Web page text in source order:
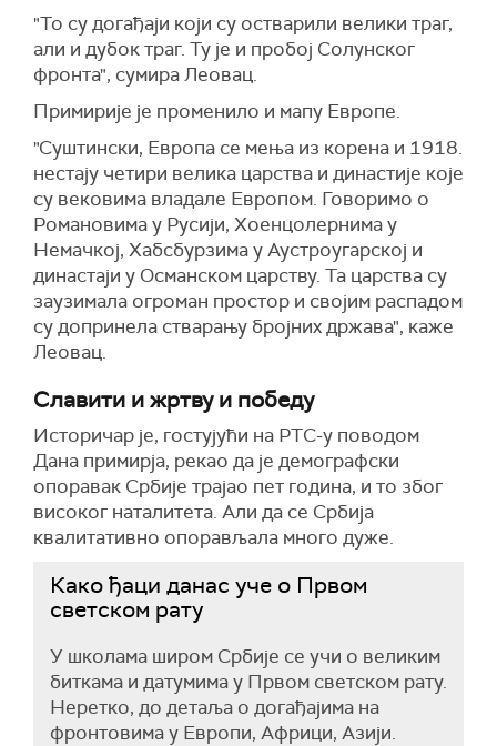
"То су догађаји који су остварили велики траг,
али и дубок траг. Ту је и пробој Солунског
фронта", сумира Леовац.
Примирије је променило и мапу Европе.
"Суштински, Европа се мења из корена и 1918.
нестају четири велика царства и династије које
су вековима владале Европом. Говоримо о
Романовима у Русији, Хоенцолернима у
Немачкој, Хабсбурзима у Аустроугарској и
династаји у Османском царству. Та царства су
заузимала огроман простор и својим распадом
су допринела стварању бројних држава", каже
Леовац.
Славити и жртву и победу
Историчар је, гостујући на РТС-у поводом
Дана примирја, рекао да је демографски
опоравак Србије трајао пет година, и то због
високог наталитета. Али да се Србија
квалитативно опорављала много дуже.
Како ђаци данас уче о Првом
светском рату
У школама широм Србије се учи о великим
биткама и датумима у Првом светском рату.
Неретко, до детаља о догађајима на
фронтовима у Европи, Африци, Азији.